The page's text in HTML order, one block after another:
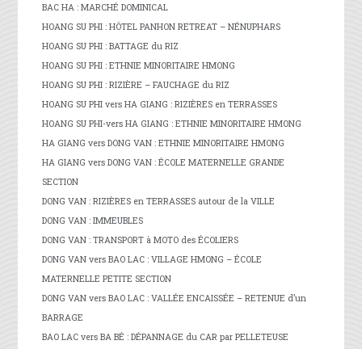
BAC HA : MARCHÉ DOMINICAL
HOANG SU PHI : HÔTEL PANHON RETREAT – NÉNUPHARS
HOANG SU PHI : BATTAGE du RIZ
HOANG SU PHI : ETHNIE MINORITAIRE HMONG
HOANG SU PHI : RIZIÈRE – FAUCHAGE du RIZ
HOANG SU PHI vers HA GIANG : RIZIÈRES en TERRASSES
HOANG SU PHI-vers HA GIANG : ETHNIE MINORITAIRE HMONG
HA GIANG vers DONG VAN : ETHNIE MINORITAIRE HMONG
HA GIANG vers DONG VAN : ÉCOLE MATERNELLE GRANDE
SECTION
DONG VAN : RIZIÈRES en TERRASSES autour de la VILLE
DONG VAN : IMMEUBLES
DONG VAN : TRANSPORT à MOTO des ÉCOLIERS
DONG VAN vers BAO LAC : VILLAGE HMONG – ÉCOLE
MATERNELLE PETITE SECTION
DONG VAN vers BAO LAC : VALLÉE ENCAISSÉE – RETENUE d’un
BARRAGE
BAO LAC vers BA BÉ : DÉPANNAGE du CAR par PELLETEUSE